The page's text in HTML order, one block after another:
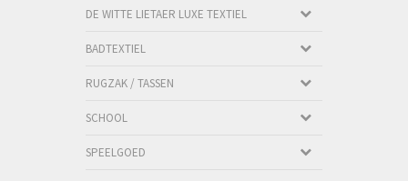
DE WITTE LIETAER LUXE TEXTIEL
BADTEXTIEL
RUGZAK / TASSEN
SCHOOL
SPEELGOED